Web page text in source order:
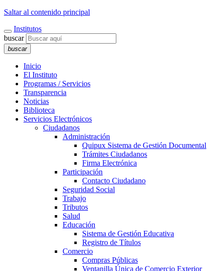
Saltar al contenido principal
Institutos
buscar
buscar
Inicio
El Instituto
Programas / Servicios
Transparencia
Noticias
Biblioteca
Servicios Electrónicos
Ciudadanos
Administración
Quipux Sistema de Gestión Documental
Trámites Ciudadanos
Firma Electrónica
Participación
Contacto Ciudadano
Seguridad Social
Trabajo
Tributos
Salud
Educación
Sistema de Gestión Educativa
Registro de Títulos
Comercio
Compras Públicas
Ventanilla Única de Comercio Exterior